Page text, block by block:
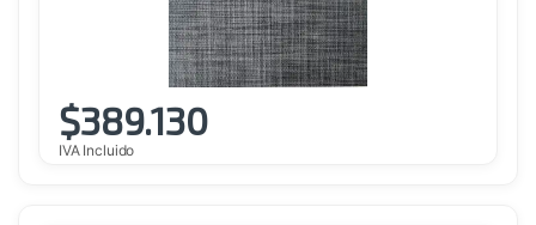
$389.130
IVA Incluido